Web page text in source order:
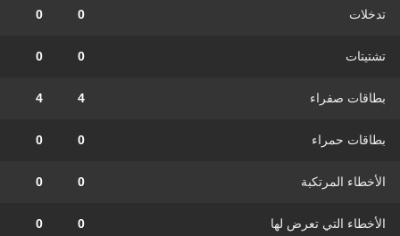
تدخلات 0
0
تشتيتات 0
0
بطاقات صفراء 4
4
بطاقات حمراء 0
0
الأخطاء المرتكبة 0
0
الأخطاء التي تعرض لها 0
0